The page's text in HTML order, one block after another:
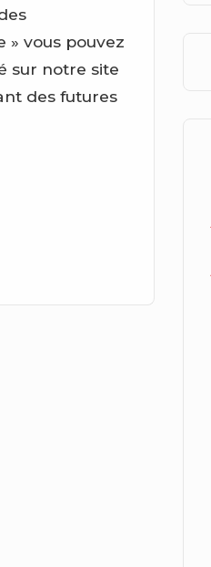
» vous pouvez
sur notre site
des futures